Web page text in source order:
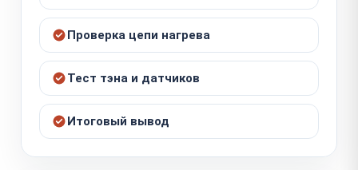
Проверка цепи нагрева
Тест тэна и датчиков
Итоговый вывод